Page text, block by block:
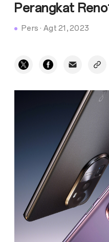
Perangkat
Pers · Agt 21, 2023